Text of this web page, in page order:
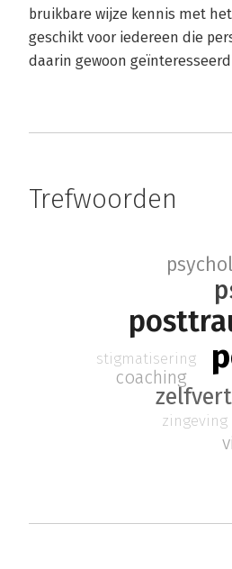
bruikbare wijze kennis met
geschikt voor iedereen die
daarin gewoon
Trefwoorden
coaching
stigmatisering
zingeving